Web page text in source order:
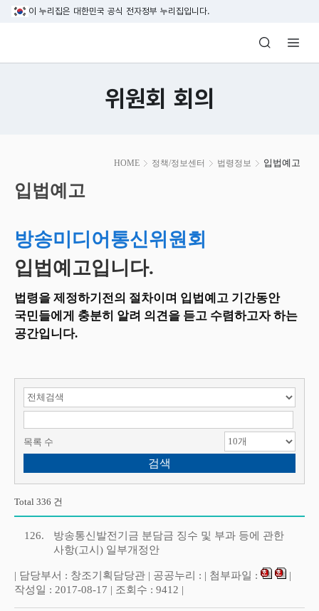
본문 바로가기
이 누리집은 대한민국 공식 전자정부 누리집입니다.
방송미디어통신위원회 Korea Media
위원회 회의
HOME 정책/정보센터 법령정보 입법예고
시
작
입법예고
방송미디어통신위원회
입법예고입니다.
법령을 제정하기전의 절차이며 입법예고 기간동안
국민들에게 충분히 알려 의견을 듣고 수렴하고자 하는
공간입니다.
검색 항목 선택
목록 수
Total 336 건
126.
방송통신발전기금 분담금 징수 및 부과 등에 관한
사항(고시) 일부개정안
| 담당부서 : 창조기획담당관 | 공공누리 : | 첨부파일 :
|
작성일 : 2017-08-17 | 조회수 : 9412 |